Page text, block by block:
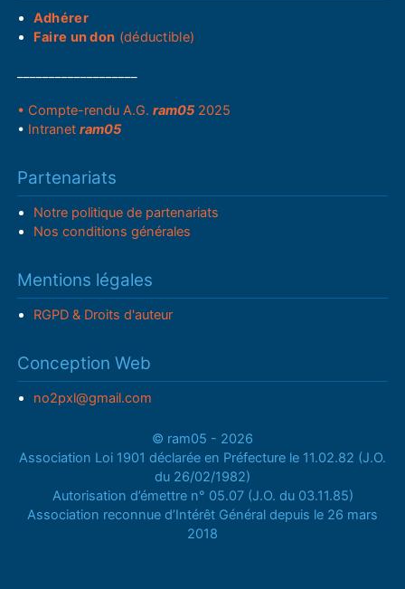
Adhérer
Faire un don (déductible)
• Compte-rendu A.G.ram05 2025
• Intranetram05
Partenariats
Notre politique de partenariats
Nos conditions générales
Mentions légales
RGPD & Droits d'auteur
Conception Web
no2pxl@gmail.com
© ram05 - 2026
Association Loi 1901 déclarée en Préfecture le 11.02.82 (J.O.
du 26/02/1982)
Autorisation d’émettre n° 05.07 (J.O. du 03.11.85)
Association reconnue d’Intérêt Général depuis le 26 mars
2018